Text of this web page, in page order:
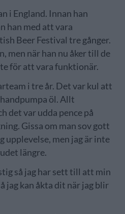
i England. Innan han
han med att vara
Beer Festival tre gånger.
men när han nu åker till de
för att vara funktionär.
i tre år. Det var kul att
öl. Allt
det var udda pence på
Gissa om man sov gott
upplevelse, men jag är inte
längre.
så jag har sett till att min
jag kan åkta dit när jag blir